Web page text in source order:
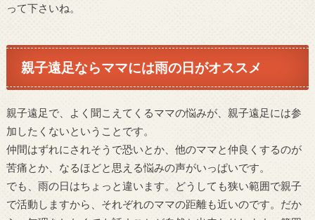
って下さいね。
親子遠足ならママには雨の日がオススメ
親子遠足で、よく聞こえてくるママの悩みが、親子遠足には参
加したくないということです。
仲間はずれにされそうで恐いとか、他のママと仲良くするのが
苦痛とか、なるほどと思える悩みの声がいっぱいです。
でも、雨の日はちょっと違います。どうしても狭い範囲で親子
で活動しますから、それぞれのママの距離も近いのです。だか